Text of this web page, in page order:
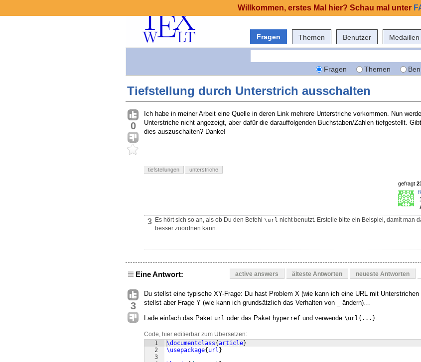
Fragen Themen Benutzer Medaillen
Fragen Themen
Tiefstellung durch Unterstrich ausschalten
0
Ich habe in meiner Arbeit eine Quelle in deren Link mehrere Unterstriche vorkommen. Nun
Unterstriche nicht angezeigt, aber dafür die darauffolgenden Buchstaben/Zahlen tiefgestellt.
dies auszuschalten? Danke!
tiefstellungen unterstriche
gefragt
3 Es hört sich so an, als ob Du den Befehl \url nicht benutzt. Erstelle bitte ein Beispiel, damit man
besser zuordnen kann.
Eine Antwort: active answers älteste Antworten neueste Antworten
3
Du stellst eine typische XY-Frage: Du hast Problem X (wie kann ich eine URL mit
stellst aber Frage Y (wie kann ich grundsätzlich das Verhalten von
ändern)…
Lade einfach das Paket url oder das Paket hyperref und verwende \url{...}:
Code, hier editierbar zum Übersetzen:
1
2
3
\documentclass{article}
\usepackage{ url }
Willkommen, erstes Mal hier? Schau mal unter